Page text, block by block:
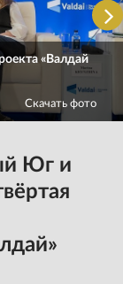
«Валдай
Скачать фото
Юг и